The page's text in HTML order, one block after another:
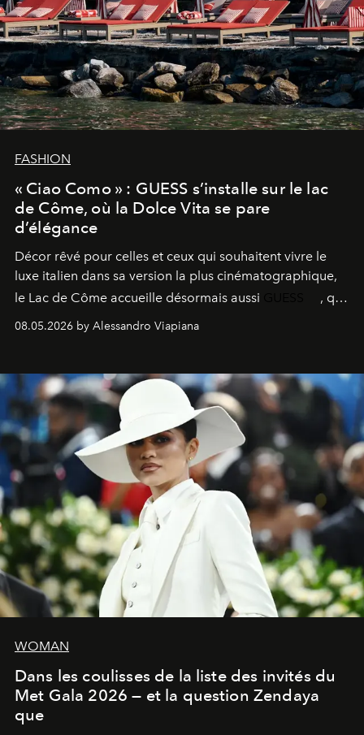
FASHION
« Ciao Como » : GUESS s’installe sur le lac
de Côme, où la Dolce Vita se pare
d’élégance
Décor rêvé pour celles et ceux qui souhaitent vivre le
luxe italien dans sa version la plus cinématographique,
le Lac de Côme accueille désormais aussi
, qui
signe un takeover entre boutiques, hôtels, bateaux et
fragrances. L’une des opérations de style les plus
08.05.2026 by Alessandro Viapiana
WOMAN
Dans les coulisses de la liste des invités du
Met Gala 2026 — et la question Zendaya
que